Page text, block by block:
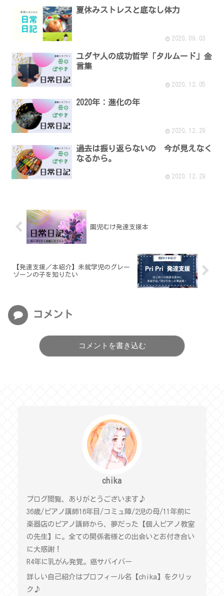
夏休みストレスと底なし体力
2020.09.03
ユダヤ人の成功哲学「タルムード」金
言集
2020.12.05
2020年：進化の年
2020.12.29
過去は振り返らないの 今が見えなく
なるから。
2020.12.29
園児むけ発達支援本
【発達支援／本紹介】未就学児のグレー
ゾーンの子を知りたい
コメント
コメントを書き込む
chika
ブログ閲覧、ありがとうございます♪
36歳/ピアノ講師16年目/コミュ障/2児の母/11年前に
楽器店のピアノ講師から、夢だった【個人ピアノ教室
の先生】に。全ての関係者様との出会いとお付き合い
に大感謝！
R4年に乳がん発覚。癌サバイバー
詳しい自己紹介はプロフィール名【chika】をクリッ
ク♪